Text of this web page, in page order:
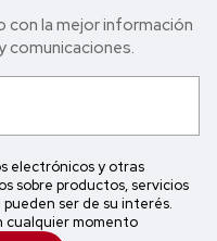
la mejor in formación
comunicaciones.
electrónicos y otras
sobre productos, servicios
ser de su interés.
cualquier momento